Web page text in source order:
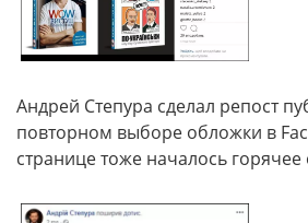
Андрей Степура сделал репост
повторном выборе обложки в
странице тоже началось